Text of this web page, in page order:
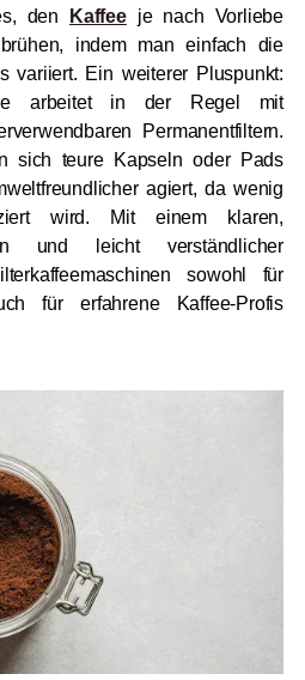
den
Kaffeeje nach Vorliebe
indem man einfach die
variiert. Ein weiterer Pluspunkt:
arbeitet in der Regel mit
Permanentfiltern.
sich teure Kapseln oder Pads
agiert, da wenig
wird. Mit einem klaren,
und leicht verständlicher
sowohl für
für erfahrene Kaffee-Profis